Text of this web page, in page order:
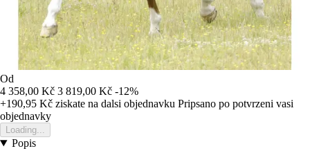
Od
4 358,00 Kč 3 819,00 Kč -12%
+190,95 Kč ziskate na dalsi objednavku Pripsano po potvrzeni vasi
objednavky
Loading...
Popis